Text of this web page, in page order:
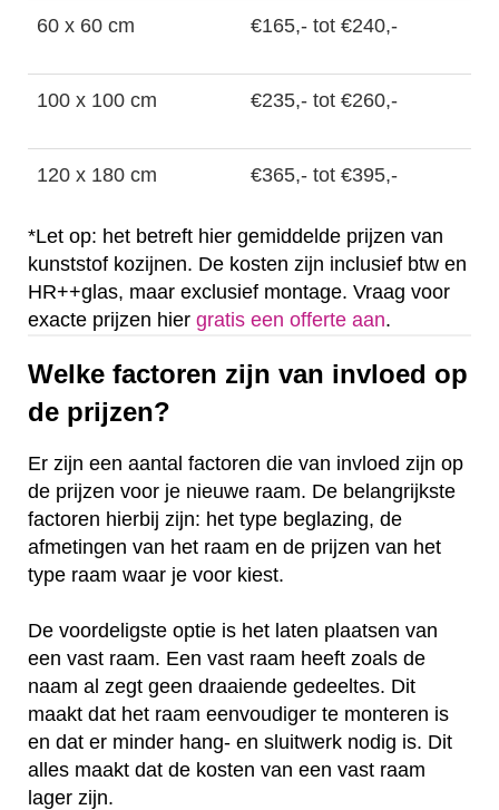
60 x 60 cm €165,- tot €240,-
100 x 100 cm €235,- tot €260,-
120 x 180 cm €365,- tot €395,-
*Let op: het betreft hier gemiddelde prijzen van
kunststof kozijnen. De kosten zijn inclusief btw en
HR++glas, maar exclusief montage. Vraag voor
exacte prijzen hier gratis een offerte aan.
Welke factoren zijn van invloed op
de prijzen?
Er zijn een aantal factoren die van invloed zijn op
de prijzen voor je nieuwe raam. De belangrijkste
factoren hierbij zijn: het type beglazing, de
afmetingen van het raam en de prijzen van het
type raam waar je voor kiest.
De voordeligste optie is het laten plaatsen van
een vast raam. Een vast raam heeft zoals de
naam al zegt geen draaiende gedeeltes. Dit
maakt dat het raam eenvoudiger te monteren is
en dat er minder hang- en sluitwerk nodig is. Dit
alles maakt dat de kosten van een vast raam
lager zijn.